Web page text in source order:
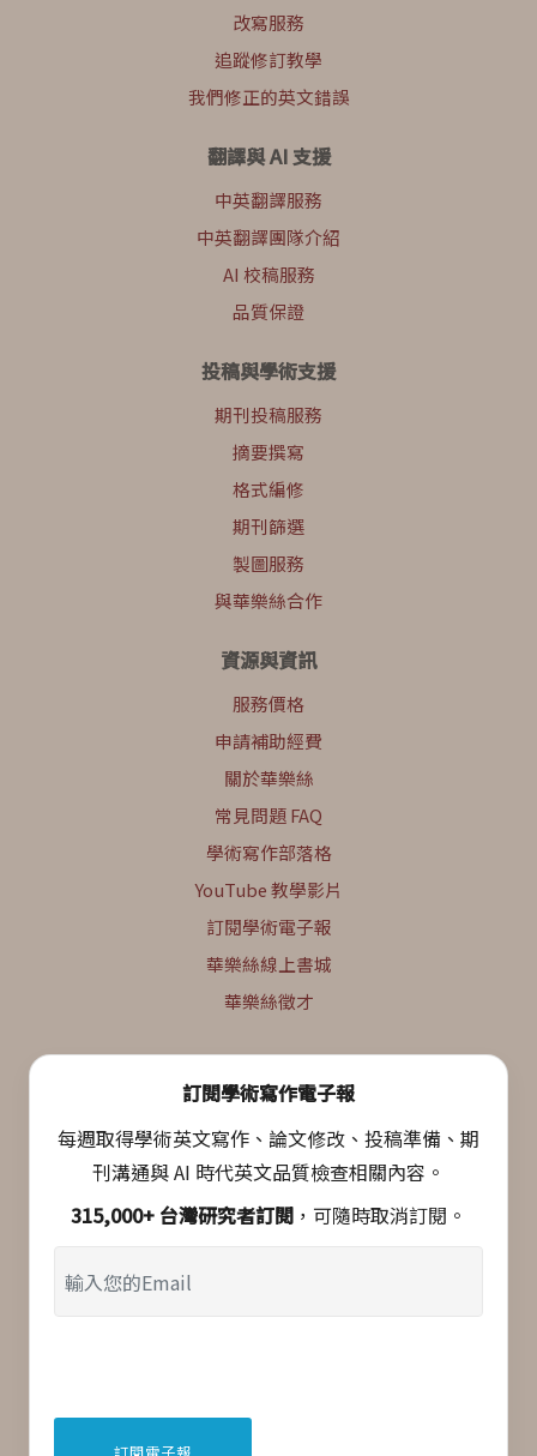
改寫服務
追蹤修訂教學
我們修正的英文錯誤
翻譯與 AI 支援
中英翻譯服務
中英翻譯團隊介紹
AI 校稿服務
品質保證
投稿與學術支援
期刊投稿服務
摘要撰寫
格式編修
期刊篩選
製圖服務
與華樂絲合作
資源與資訊
服務價格
申請補助經費
關於華樂絲
常見問題 FAQ
學術寫作部落格
YouTube 教學影片
訂閱學術電子報
華樂絲線上書城
華樂絲徵才
訂閱學術寫作電子報
每週取得學術英文寫作、論文修改、投稿準備、期
刊溝通與 AI 時代英文品質檢查相關內容。
315,000+ 台灣研究者訂閱 ，可隨時取消訂閱。